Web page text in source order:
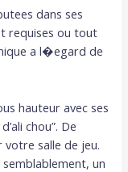
dans ses
requises ou tout
a l�egard de
hauteur avec ses
chou”. De
votre salle de jeu.
un